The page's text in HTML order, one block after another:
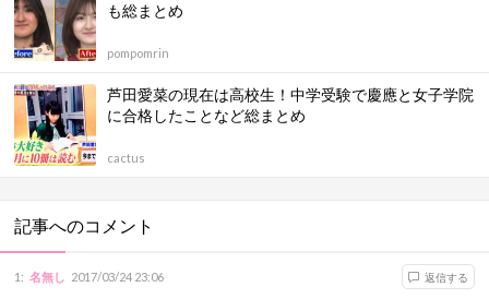
も総まとめ
pompomrin
芦田愛菜の現在は高校生！中学受験で慶應と女子学院
に合格したことなど総まとめ
cactus
記事へのコメント
1 : 名無し 2017/03/24 23:06 返信する